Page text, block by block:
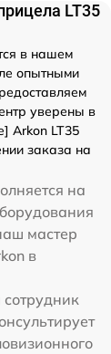
LT35
в нашем
опытными
уверены в
Arkon LT35
заказа на
на
мастер
в